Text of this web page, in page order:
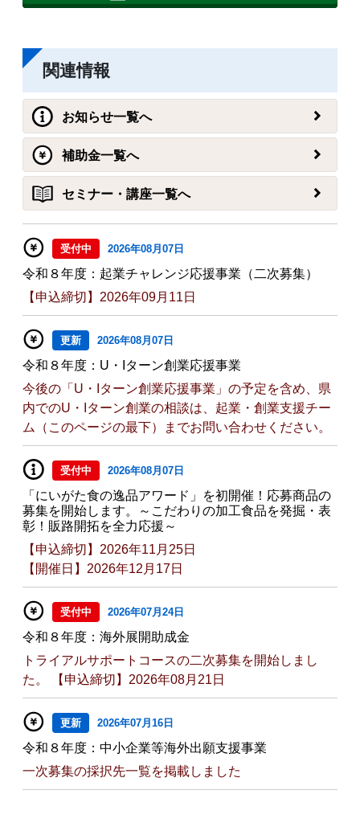
関連情報
お知らせ一覧へ
補助金一覧へ
セミナー・講座一覧へ
受付中 2026年08月07日
令和８年度：起業チャレンジ応援事業（二次募集）
【申込締切】2026年09月11日
更新 2026年08月07日
令和８年度：U・Iターン創業応援事業
今後の「U・Iターン創業応援事業」の予定を含め、県
内でのU・Iターン創業の相談は、起業・創業支援チー
ム（このページの最下）までお問い合わせください。
受付中 2026年08月07日
「にいがた食の逸品アワード」を初開催！応募商品の
募集を開始します。～こだわりの加工食品を発掘・表
彰！販路開拓を全力応援～
【申込締切】2026年11月25日
【開催日】2026年12月17日
受付中 2026年07月24日
令和８年度：海外展開助成金
トライアルサポートコースの二次募集を開始しまし
た。 【申込締切】2026年08月21日
更新 2026年07月16日
令和８年度：中小企業等海外出願支援事業
一次募集の採択先一覧を掲載しました